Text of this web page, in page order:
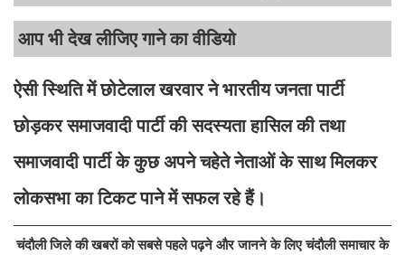
आप भी देख लीजिए गाने का वीडियो
ऐसी स्थिति में छोटेलाल खरवार ने भारतीय जनता पार्टी
छोड़कर समाजवादी पार्टी की सदस्यता हासिल की तथा
समाजवादी पार्टी के कुछ अपने चहेते नेताओं के साथ मिलकर
लोकसभा का टिकट पाने में सफल रहे हैं।
चंदौली जिले की खबरों को सबसे पहले पढ़ने और जानने के लिए चंदौली समाचार के